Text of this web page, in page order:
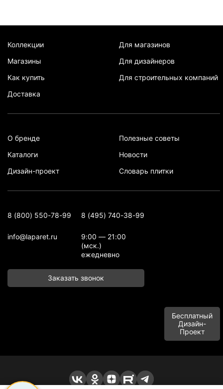
Коллекции
Магазины
Как купить
Доставка
Для магазинов
Для дизайнеров
Для строительных компаний
О бренде
Каталоги
Дизайн-проект
Полезные советы
Новости
Словарь плитки
8 (800) 550-78-99 8 (495) 740-38-99
info@laparet.ru
9:00 — 21:00
(мск.)
ежедневно
Заказать звонок
Бесплатный
Дизайн-
Проект